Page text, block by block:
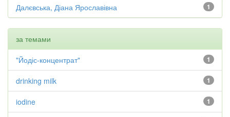
1
Далєвська, Діана Ярославівна
за темами
1
"Йодіс-концентрат"
1
drinking milk
1
iodine